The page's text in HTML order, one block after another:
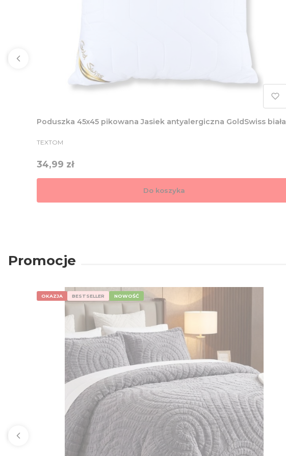
Poduszka 45x45 pikowana Jasiek antyalergiczna GoldSwiss biała
PRODUCENT
TEXTOM
Cena
34,99 zł
Do koszyka
Promocje
OKAZJA BESTSELLER NOWOŚĆ